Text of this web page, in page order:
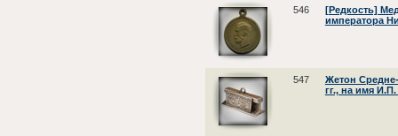
546
[Редкость]
императора
547
Жетон
гг., на имя